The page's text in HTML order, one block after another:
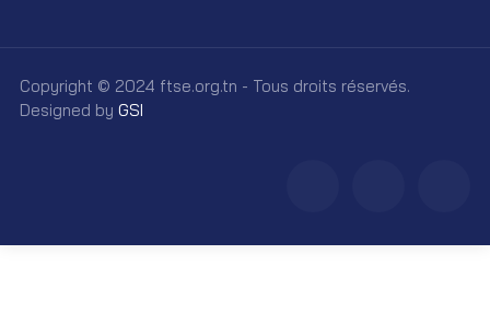
Copyright © 2024 ftse.org.tn - Tous droits réservés.
Designed by GSI